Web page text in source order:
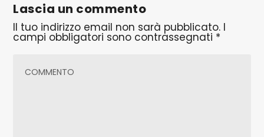
Lascia un commento
Il tuo indirizzo email non sarà pubblicato. I
campi obbligatori sono contrassegnati *